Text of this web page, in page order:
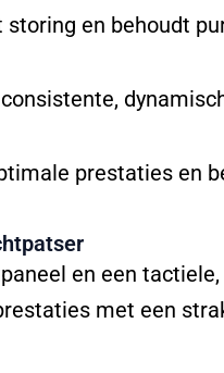
en behoudt
prestaties en
en een
met een